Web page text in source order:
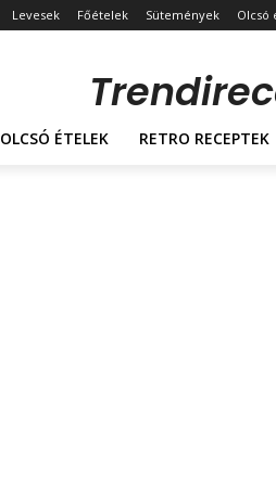
Levesek Főételek Sütemények Olcsó
OLCSÓ ÉTELEK RETRO RECEPTEK